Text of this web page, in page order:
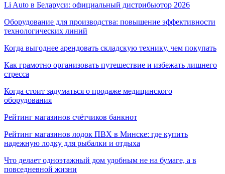
Li Auto в Беларуси: официальный дистрибьютор 2026
Оборудование для производства: повышение эффективности
технологических линий
Когда выгоднее арендовать складскую технику, чем покупать
Как грамотно организовать путешествие и избежать лишнего
стресса
Когда стоит задуматься о продаже медицинского
оборудования
Рейтинг магазинов счётчиков банкнот
Рейтинг магазинов лодок ПВХ в Минске: где купить
надежную лодку для рыбалки и отдыха
Что делает одноэтажный дом удобным не на бумаге, а в
повседневной жизни